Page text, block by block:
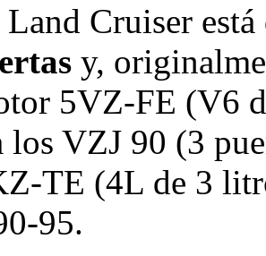
Cruiser
y,
5VZ-FE (V6
los VZJ 90 (3
TE (4L de 3
95.